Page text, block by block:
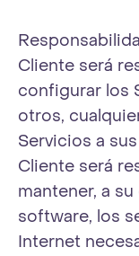
Cliente será
configurar los
otros,
Servicios a
Cliente será
mantener, a
software, los
Internet